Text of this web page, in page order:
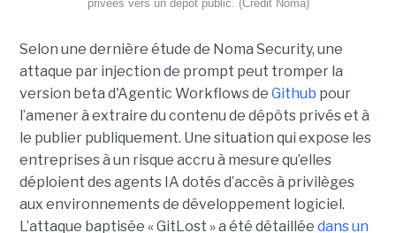
privées vers un dépôt public. (Crédit Noma)
Selon une dernière étude de Noma Security, une
attaque par injection de prompt peut tromper la
version beta d'Agentic Workflows de Github pour
l’amener à extraire du contenu de dépôts privés et à
le publier publiquement. Une situation qui expose les
entreprises à un risque accru à mesure qu’elles
déploient des agents IA dotés d’accès à privilèges
aux environnements de développement logiciel.
L’attaque baptisée « GitLost » a été détaillée dans un